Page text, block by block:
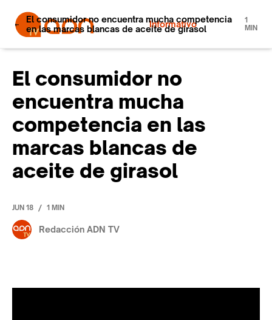
Informativo
El consumidor no encuentra mucha competencia
en las marcas blancas de aceite de girasol
1
MIN
El consumidor no
encuentra mucha
competencia en las
marcas blancas de
aceite de girasol
JUN 18 / 1 MIN
Redacción ADN TV